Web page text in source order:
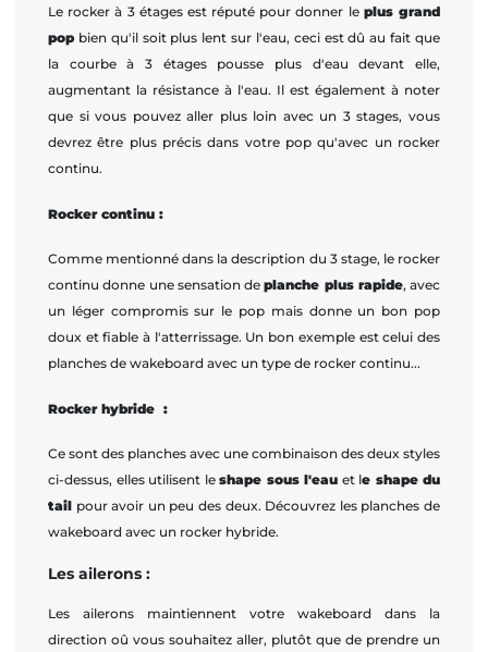
Le rocker à 3 étages est réputé pour donner le plus grand
popbien qu'il soit plus lent sur l'eau, ceci est dû au fait que
la courbe à 3 étages pousse plus d'eau devant elle,
augmentant la résistance à l'eau. Il est également à noter
que si vous pouvez aller plus loin avec un 3 stages, vous
devrez être plus précis dans votre pop qu'avec un rocker
continu.
Rocker continu :
Comme mentionné dans la description du 3 stage, le rocker
continu donne une sensation deplanche plus rapide, avec
un léger compromis sur le pop mais donne un bon pop
doux et fiable à l'atterrissage. Un bon exemple est celui des
planches de wakeboard avec un type de rocker continu...
Rocker hybride :
Ce sont des planches avec une combinaison des deux styles
ci-dessus, elles utilisent le shape sous l'eau et le shape du
tail pour avoir un peu des deux. Découvrez les planches de
wakeboard avec un rocker hybride.
Les ailerons :
Les ailerons maintiennent votre wakeboard dans la
direction oû vous souhaitez aller, plutôt que de prendre un